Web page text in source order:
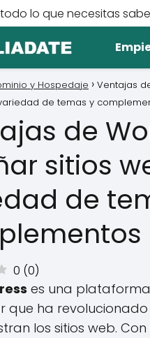
lo que necesitas
y Hospedaje
Ventajas
de temas y
de
sitios
de
0 (0)
es una
que ha
los sitios web.